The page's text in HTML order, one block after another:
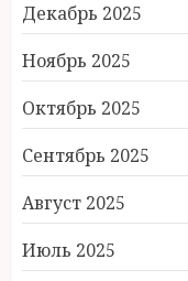
Декабрь 2025
Ноябрь 2025
Октябрь 2025
Сентябрь 2025
Август 2025
Июль 2025